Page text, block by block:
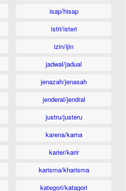
isap/hisap
istri/isteri
izin/ijin
jadwal/jadual
jenazah/jenasah
jenderal/jendral
justru/justeru
karena/karna
karier/karir
karisma/kharisma
kategori/katagori